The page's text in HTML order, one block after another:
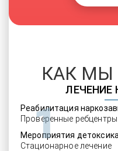
ЛЕЧЕНИЕ
Реабилитация
Проверенные
Мероприятия
Стационарное лечение
КАК МЫ
1